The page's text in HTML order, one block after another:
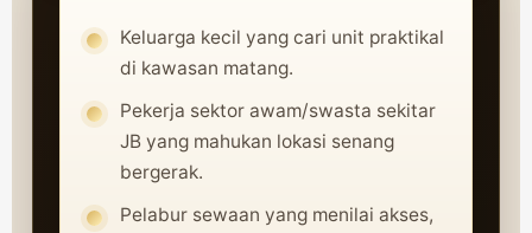
Keluarga kecil yang cari unit praktikal
di kawasan matang.
Pekerja sektor awam/swasta sekitar
JB yang mahukan lokasi senang
bergerak.
Pelabur sewaan yang menilai akses,